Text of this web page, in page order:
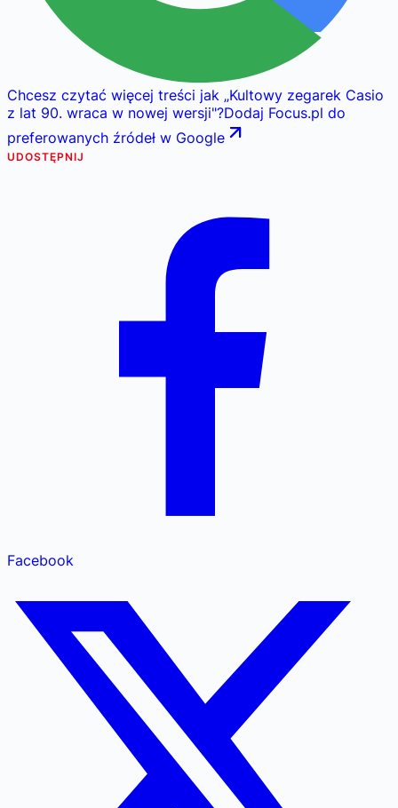
Chcesz czytać więcej treści jak „Kultowy zegarek Casio
z lat 90. wraca w nowej wersji"?Dodaj Focus.pl do
preferowanych źródeł w Google
UDOSTĘPNIJ
Facebook